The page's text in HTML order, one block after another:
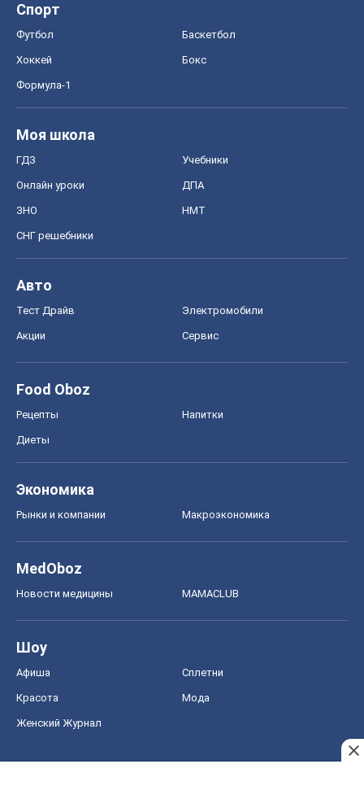
Спорт
Футбол Баскетбол
Хоккей Бокс
Формула-1
Моя школа
ГДЗ Учебники
Онлайн уроки ДПА
ЗНО НМТ
СНГ решебники
Авто
Тест Драйв Электромобили
Акции Сервис
Food Oboz
Рецепты Напитки
Диеты
Экономика
Рынки и компании Mакроэкономика
MedOboz
Новости медицины MAMACLUB
Шоу
Афиша Сплетни
Красота Мода
Женский Журнал